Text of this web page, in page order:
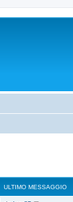
ULTIMO MESSAGGIO